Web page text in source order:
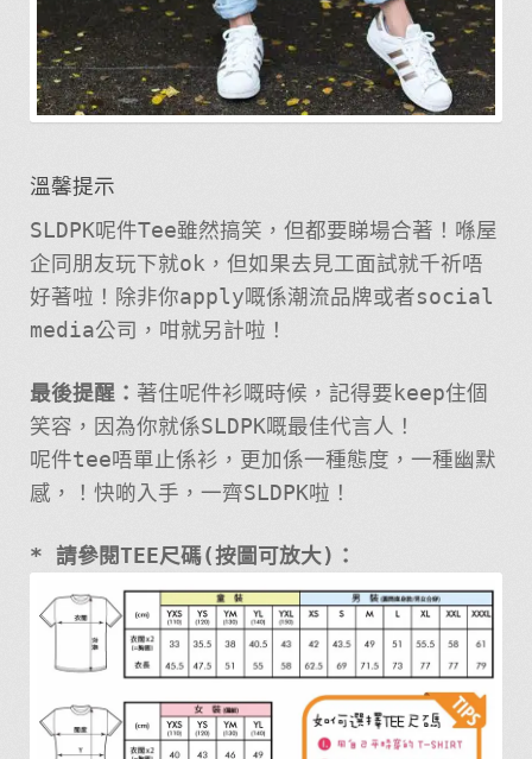
溫馨提示
SLDPK呢件Tee雖然搞笑，但都要睇場合著！喺屋
企同朋友玩下就ok，但如果去見工面試就千祈唔
好著啦！除非你apply嘅係潮流品牌或者social
media公司，咁就另計啦！
最後提醒： 著住呢件衫嘅時候，記得要keep住個
笑容，因為你就係SLDPK嘅最佳代言人！
呢件tee唔單止係衫，更加係一種態度，一種幽默
感，！快啲入手，一齊SLDPK啦！
* 請參閱TEE尺碼(按圖可放大)：